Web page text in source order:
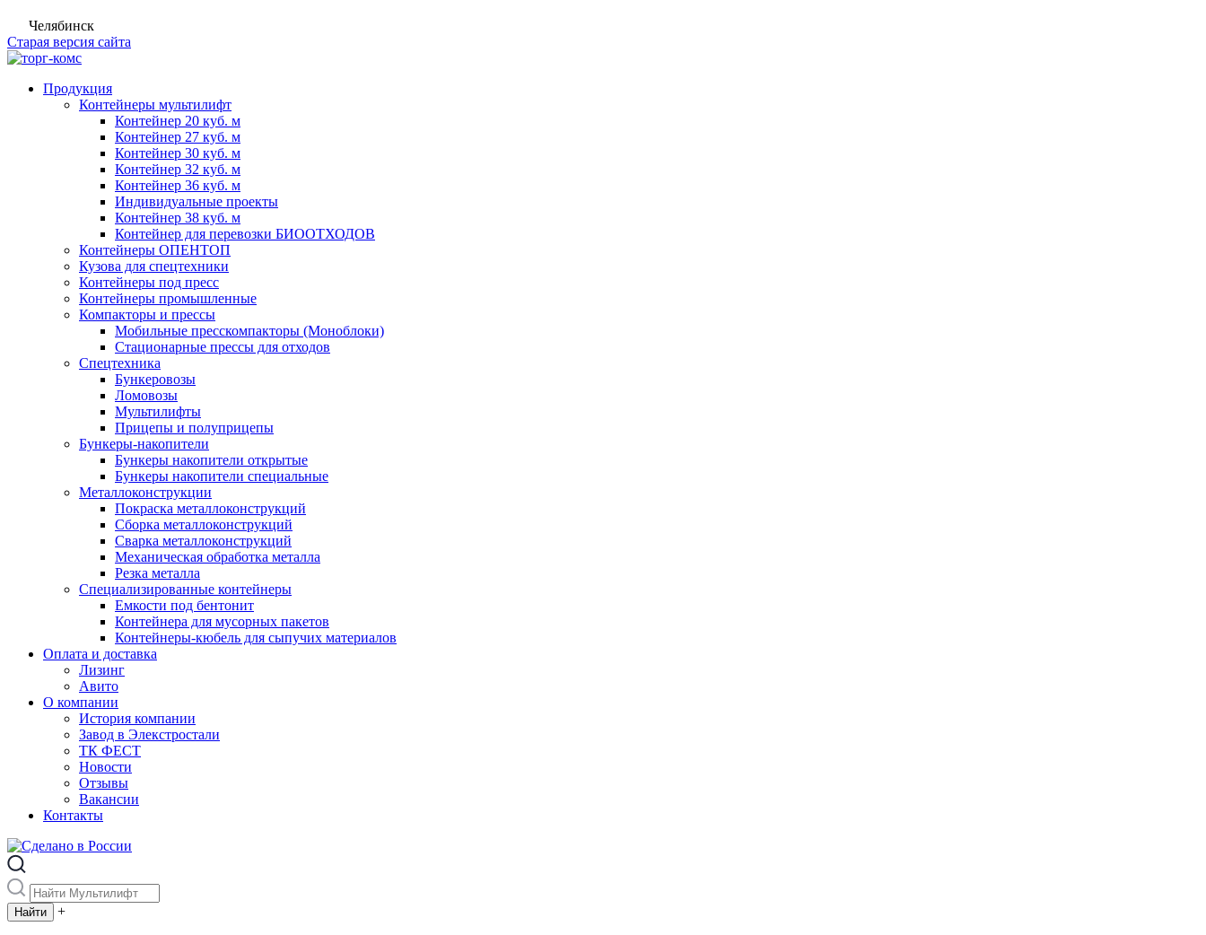
Челябинск
Старая версия сайта
Продукция
Контейнеры мультилифт
Контейнер 20 куб. м
Контейнер 27 куб. м
Контейнер 30 куб. м
Контейнер 32 куб. м
Контейнер 36 куб. м
Индивидуальные проекты
Контейнер 38 куб. м
Контейнер для перевозки БИООТХОДОВ
Контейнеры ОПЕНТОП
Кузова для спецтехники
Контейнеры под пресс
Контейнеры промышленные
Компакторы и прессы
Мобильные пресскомпакторы (Моноблоки)
Стационарные прессы для отходов
Спецтехника
Бункеровозы
Ломовозы
Мультилифты
Прицепы и полуприцепы
Бункеры-накопители
Бункеры накопители открытые
Бункеры накопители специальные
Металлоконструкции
Покраска металлоконструкций
Сборка металлоконструкций
Сварка металлоконструкций
Механическая обработка металла
Резка металла
Специализированные контейнеры
Емкости под бентонит
Контейнера для мусорных пакетов
Контейнеры-кюбель для сыпучих материалов
Оплата и доставка
Лизинг
Авито
О компании
История компании
Завод в Элекстростали
ТК ФЕСТ
Новости
Отзывы
Вакансии
Контакты
+